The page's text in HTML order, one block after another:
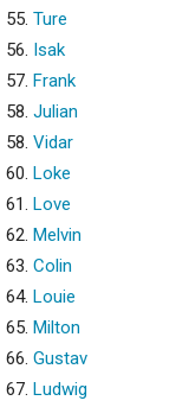
55. Ture
56. Isak
57. Frank
58. Julian
58. Vidar
60. Loke
61. Love
62. Melvin
63. Colin
64. Louie
65. Milton
66. Gustav
67. Ludwig